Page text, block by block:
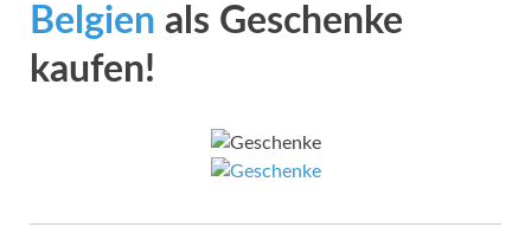
Belgien als Geschenke
kaufen!